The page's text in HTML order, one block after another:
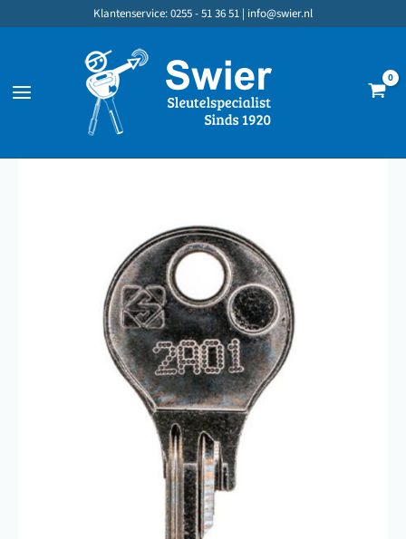
Klantenservice: 0255 - 51 36 51 | info@swier.nl